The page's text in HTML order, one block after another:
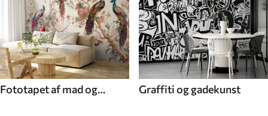
Fototapet af mad og
Graffiti og gadekunst